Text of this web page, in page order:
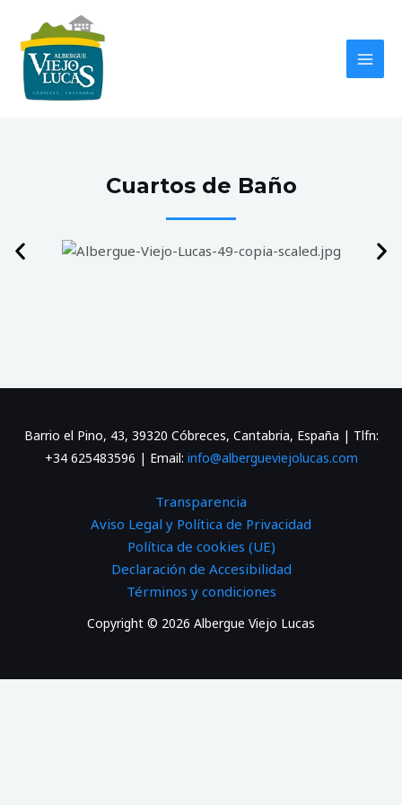
contenido
Cuartos de Baño
Barrio el Pino, 43, 39320 Cóbreces, Cantabria, España | Tlfn:
+34 625483596 | Email: info@albergueviejolucas.com
Transparencia
Aviso Legal y Política de Privacidad
Política de cookies (UE)
Declaración de Accesibilidad
Términos y condiciones
Copyright © 2026 Albergue Viejo Lucas